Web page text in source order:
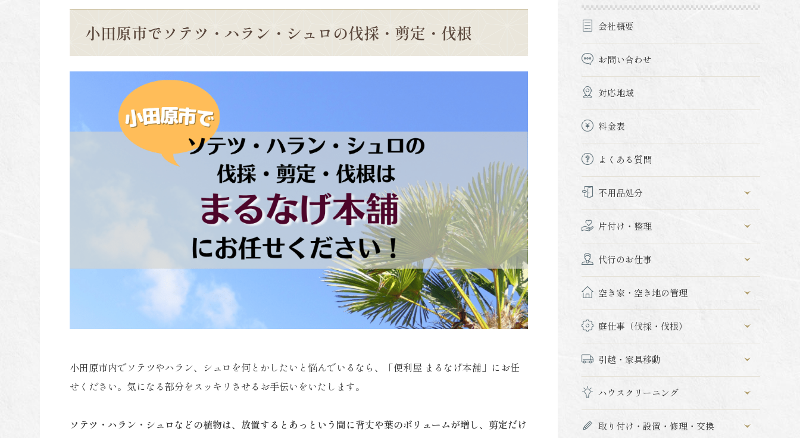
小田原市でソテツ・ハラン・シュロの伐採・剪定・伐根
小田原市内でソテツやハラン、シュロを何とかしたいと悩んでいるなら、「便利屋 まるなげ本舗」にお任
せください。気になる部分をスッキリさせるお手伝いをいたします。
ソテツ・ハラン・シュロなどの植物は、放置するとあっという間に背丈や葉のボリュームが増し、剪定だけ
会社概要
お問い合わせ
対応地域
料金表
よくある質問
不用品処分
片付け・整理
代行のお仕事
空き家・空き地の管理
庭仕事（伐採・伐根）
引越・家具移動
ハウスクリーニング
取り付け・設置・修理・交換